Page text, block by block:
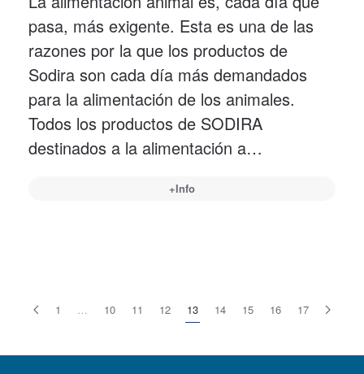
pasa, más exigente. Esta es una de las
razones por la que los productos de
Sodira son cada día más demandados
para la alimentación de los animales.
Todos los productos de SODIRA
destinados a la alimentación a…
+Info
1 … 10 11 12 13 14 15 16 17